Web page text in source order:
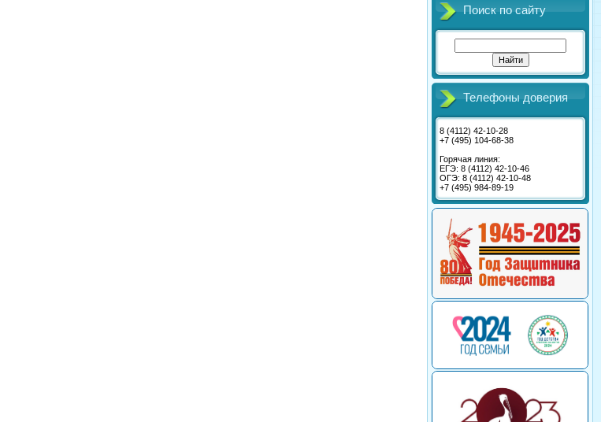
Поиск по сайту
Телефоны доверия
8 (4112) 42-10-28
+7 (495) 104-68-38
Горячая линия:
ЕГЭ: 8 (4112) 42-10-46
ОГЭ: 8 (4112) 42-10-48
+7 (495) 984-89-19